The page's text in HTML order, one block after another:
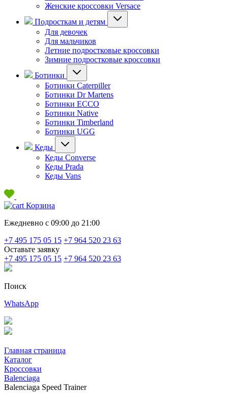
Женские кроссовки Versace
Подросткам и детям
Для девочек
Для мальчиков
Летние подростковые кроссовки
Зимние подростковые кроссовки
Ботинки
Ботинки Caterpiller
Ботинки Dr Martens
Ботинки ECCO
Ботинки Native
Ботинки Timberland
Ботинки UGG
Кеды
Кеды Converse
Кеды Prada
Кеды Vans
Корзина
Ежедневно с 09:00 до 21:00
+7 495 175 05 15 +7 964 520 23 63
Оставьте заявку
+7 495 175 05 15 +7 964 520 23 63
Поиск
WhatsApp
Главная страница
Каталог
Кроссовки
Balenciaga
Balenciaga Speed Trainer